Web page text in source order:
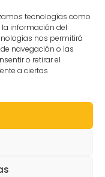
tecnologías como
información del
nos permitirá
navegación o las
o retirar el
a ciertas